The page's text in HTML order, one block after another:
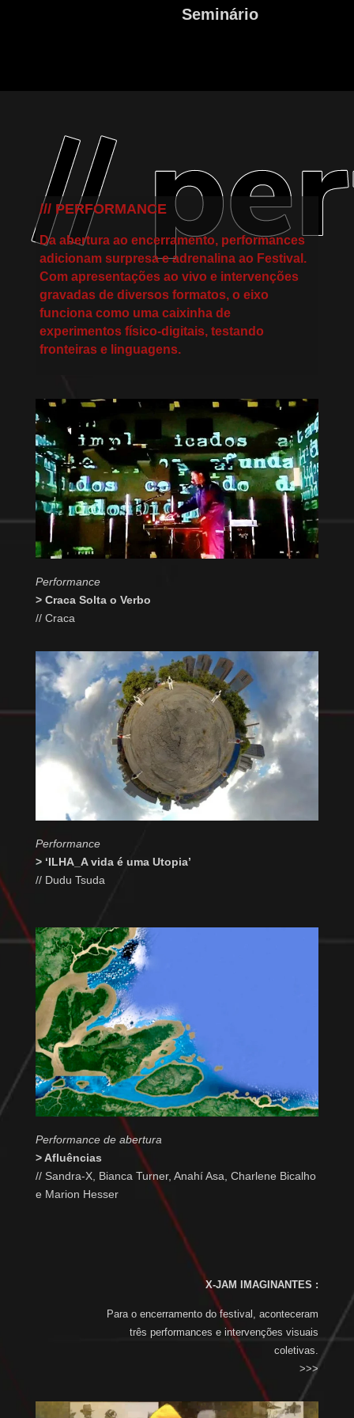
Seminário
/// PERFORMANCE
Da abertura ao encerramento, performances
adicionam surpresa e adrenalina ao Festival.
Com apresentações ao vivo e intervenções
gravadas de diversos formatos, o eixo
funciona como uma caixinha de
experimentos físico-digitais, testando
fronteiras e linguagens.
Performance
> Craca Solta o Verbo
// Craca
Performance
> ‘ILHA_A vida é uma Utopia’
// Dudu Tsuda
Performance de abertura
> Afluências
// Sandra-X, Bianca Turner, Anahí Asa, Charlene Bicalho
e Marion Hesser
X-JAM IMAGINANTES :
Para o encerramento do festival, aconteceram
três performances e intervenções visuais
coletivas.
>>>